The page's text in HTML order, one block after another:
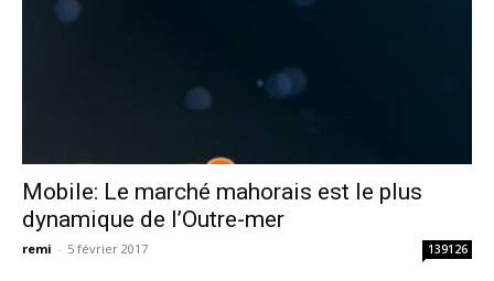
Mobile: Le marché mahorais est le plus
dynamique de l’Outre-mer
remi - 5 février 2017 139126